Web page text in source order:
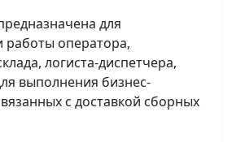
для
работы оператора,
логиста-диспетчера,
выполнения бизнес-
с доставкой сборных